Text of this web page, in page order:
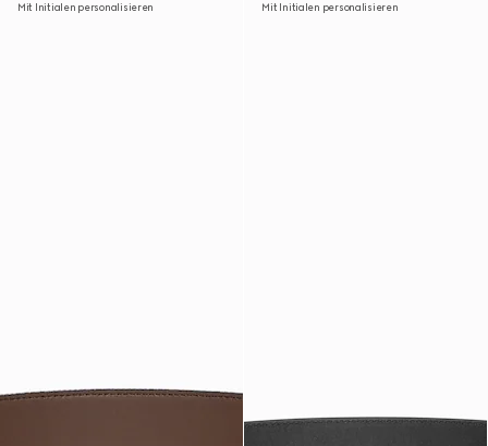
Mit Initialen personalisieren Mit Initialen personalisieren